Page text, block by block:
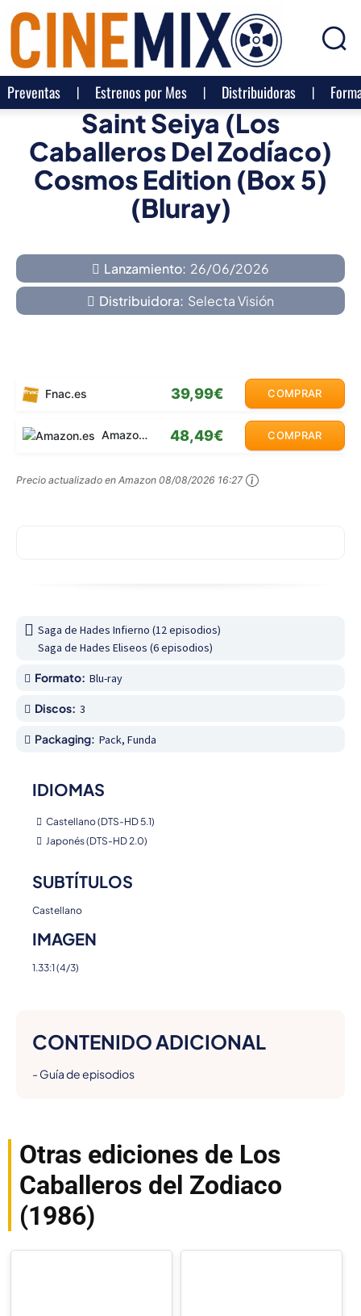
Preventas Estrenos por Mes Distribuidoras
Saint Seiya (Los
Caballeros Del Zodíaco)
Cosmos Edition (Box 5)
(Bluray)
Lanzamiento: 26/06/2026
Distribuidora: Selecta Visión
Fnac.es 39,99€ COMPRAR
Amazon.es 48,49€ COMPRAR
Precio actualizado en Amazon 08/08/2026 16:27
Saga de Hades Infierno (12 episodios)
Saga de Hades Eliseos (6 episodios)
Formato: Blu-ray
Discos: 3
Packaging: Pack, Funda
IDIOMAS
Castellano (DTS-HD 5.1)
Japonés (DTS-HD 2.0)
SUBTÍTULOS
Castellano
IMAGEN
1.33:1 (4/3)
CONTENIDO ADICIONAL
- Guía de episodios
Otras ediciones de Los
Caballeros del Zodiaco
(1986)